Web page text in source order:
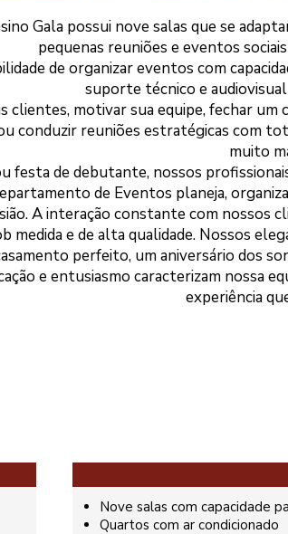
Gala possui nove salas que se
pequenas reuniões e eventos
de organizar eventos com
suporte técnico e
clientes, motivar sua equipe, fechar
conduzir reuniões estratégicas com
muito
festa de debutante, nossos
de Eventos planeja,
A interação constante com nossos
medida e de alta qualidade. Nossos
perfeito, um aniversário dos
e entusiasmo caracterizam nossa
experiência
Nove salas com capacidade
Quartos com ar condicionado